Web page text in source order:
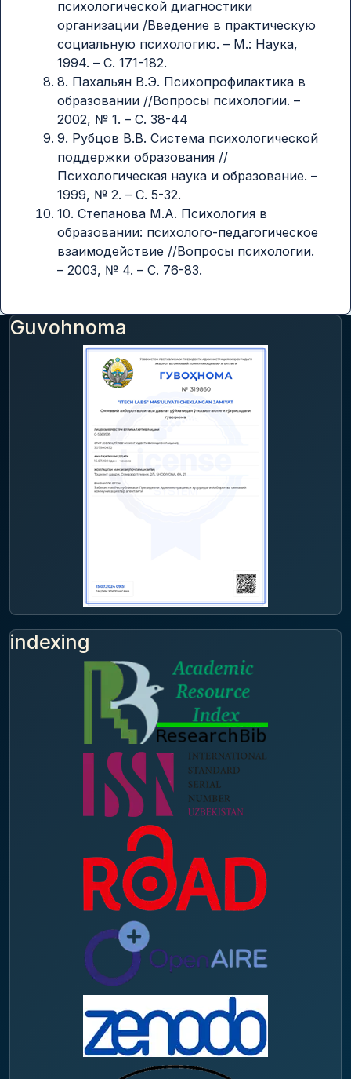
психологической диагностики
организации /Введение в практическую
социальную психологию. – М.: Наука,
1994. – С. 171-182.
8. Пахальян В.Э. Психопрофилактика в
образовании //Вопросы психологии. –
2002, № 1. – С. 38-44
9. Рубцов В.В. Система психологической
поддержки образования //
Психологическая наука и образование. –
1999, № 2. – С. 5-32.
10. Степанова М.А. Психология в
образовании: психолого-педагогическое
взаимодействие //Вопросы психологии.
– 2003, № 4. – С. 76-83.
Guvohnoma
indexing